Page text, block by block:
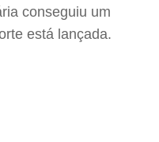
conseguiu um
está lançada.